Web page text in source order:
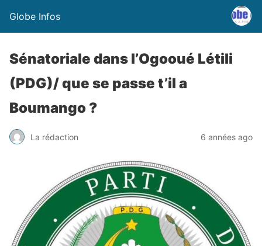
Globe Infos
Sénatoriale dans l’Ogooué Létili
(PDG)/ que se passe t’il a
Boumango ?
La rédaction 6 années ago